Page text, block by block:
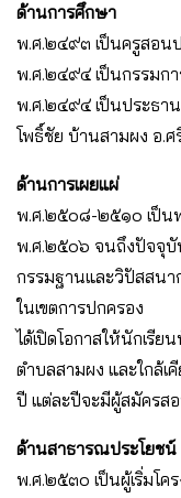
ด้านการศึกษา
พ.ศ.๒๔๙๓ เป็นครูสอน
พ.ศ.๒๔๙๔ เป็นกรรมก
พ.ศ.๒๔๙๔ เป็นประธา
โพธิ์ชัย บ้านสามผง อ.
ด้านการเผยแผ่
พ.ศ.๒๕๐๘-๒๕๑๐ เป็น
พ.ศ.๒๕๐๖ จนถึงปัจจุบั
กรรมฐานและวิปัสสนา
ในเขตการปกครอง
ได้เปิดโอกาสให้นักเรีย
ตำบลสามผง และใกล้เ
ปี แต่ละปีจะมีผู้สมัครส
ด้านสาธารณประโยชน์
พ.ศ.๒๕๓๐ เป็นผู้เริ่มโค